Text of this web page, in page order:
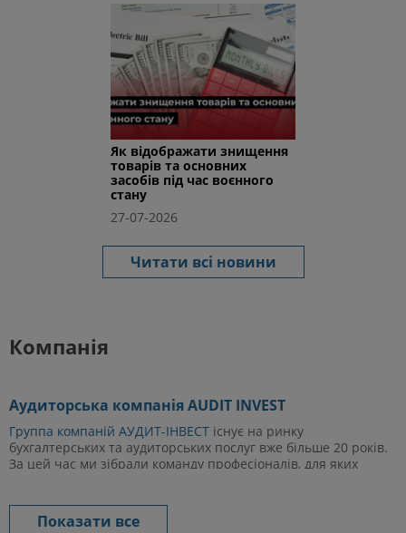
Як відображати знищення
товарів та основних
засобів під час воєнного
стану
27-07-2026
Читати всі новини
Компанія
Аудиторська компанія AUDIT INVEST
Группа компаній АУДИТ-ІНВЕСТ існує на ринку
бухгалтерських та аудиторських послуг вже більше 20 років.
За цей час ми зібрали команду професіоналів, для яких
бухгалтерський аутсорсинг, які ми надаємо підприємствам і
організаціям, що мають збиткову бухгалтерію та інші
Показати все